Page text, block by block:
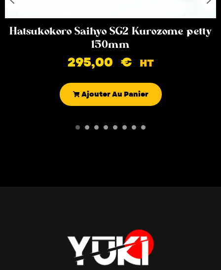
Hatsukokoro Saihyo SG2 Kurozome petty
150mm
295,00 € HT
Ajouter Au Panier